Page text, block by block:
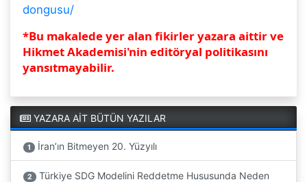
dongusu/
*Bu makalede yer alan fikirler yazara aittir ve
Hikmet Akademisi'nin editöryal politikasını
yansıtmayabilir.
YAZARA AİT BÜTÜN YAZILAR
1 İran’ın Bitmeyen 20. Yüzyılı
2
Türkiye SDG Modelini Reddetme Hususunda Neden